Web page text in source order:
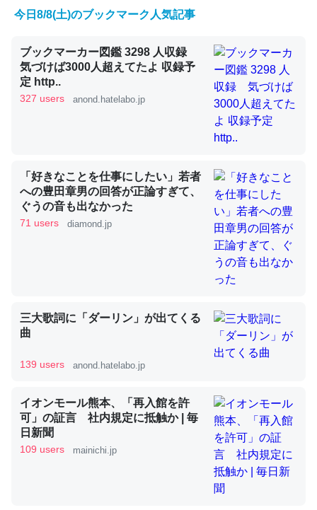
くらい。小説でいう「ずっと前の伏線」は回収されないけ
ど、短期記憶というには多い分量。進化すればするほど分
かりやすく強くなりそう
─GPTの仕組みと限界についての考察（１） - conceptualization
昆虫ってカルシウム少ないのか。知らんかった。調べたら
コオロギのカルシウム分はエビの600分の1程度。
─ニュース :: 【研究発表】昆虫学の大問題＝「昆虫はなぜ海にいな
論文では「淡水はカルシウムも酸素も不足してて両方に不
利だから両方が拮抗してるのでは」とあって面白い。海に
ずキチンを強化してる筈だが、酵素が違うのか？
─ニュース :: 【研究発表】昆虫学の大問題＝「昆虫はなぜ海にいな
いのか」に関する新仮説
今日8/8(土)のブックマーク人気記事
ブックマーカー図鑑 3298 人収録
気づけば3000人超えてたよ 収録予
定 http..
327 users anond.hatelabo.jp
「好きなことを仕事にしたい」若者
への豊田章男の回答が正論すぎて、
ぐうの音も出なかった
71 users diamond.jp
三大歌詞に「ダーリン」が出てくる
曲
139 users anond.hatelabo.jp
イオンモール熊本、「再入館を許
可」の証言 社内規定に抵触か | 毎
日新聞
109 users mainichi.jp